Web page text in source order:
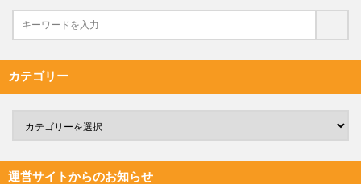
カテゴリー
運営サイトからのお知らせ